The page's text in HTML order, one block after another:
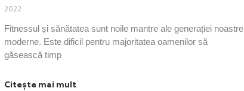
2022
Fitnessul și sănătatea sunt noile mantre ale generației noastre
moderne. Este dificil pentru majoritatea oamenilor să
găsească timp
Citește mai mult